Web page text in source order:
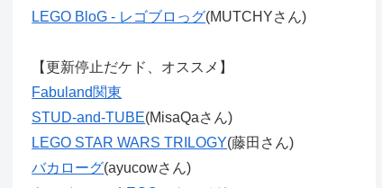
LEGO BloG - レゴブロっグ(MUTCHYさん)
【更新停止だケド、オススメ】
Fabuland関東
STUD-and-TUBE(MisaQaさん)
LEGO STAR WARS TRILOGY(藤田さん)
バカローグ(ayucowさん)